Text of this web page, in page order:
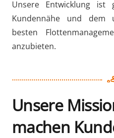
Unsere Entwicklung ist
Kundennähe und dem
besten
anzubieten.
Unsere
machen